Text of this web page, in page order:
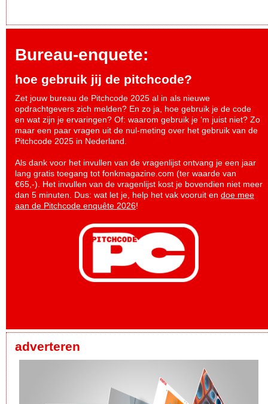
Bureau-enquete:
hoe gebruik jij de pitchcode?
Zet jouw bureau de Pitchcode 2025 al in als nieuwe
opdrachtgevers zich melden? En zo ja, hoe gebruik je de code
en wat zijn je ervaringen? Of: waarom gebruik je ‘m juist niet? Zo
maar een paar vragen uit de nul-meting over het gebruik van de
Pitchcode 2025 in Nederland.
Als dank voor het invullen van de vragenlijst ontvang je een jaar
lang gratis toegang tot fonkmagazine.com (ter waarde van
€65,-). Het invullen van de vragenlijst kost je bovendien niet meer
dan 5 minuten. Dus: wat let je, help het vak vooruit en doe mee
aan de Pitchcode enquête 2026!
adverteren